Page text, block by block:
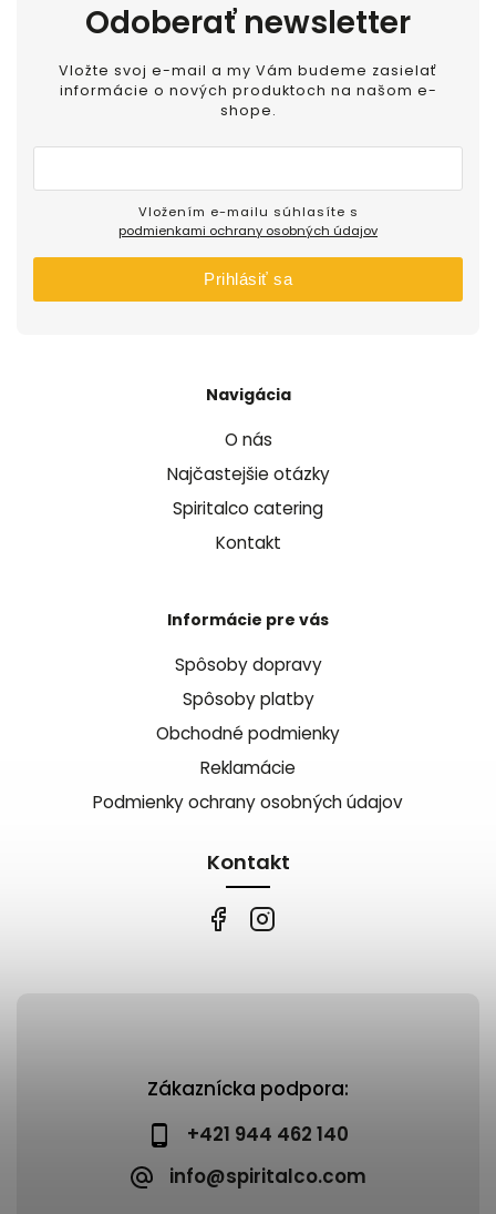
Zákaznícka podpora:
+421 944 462 140
info@spiritalco.com
Navigácia
O nás
Najčastejšie otázky
Spiritalco catering
Kontakt
Informácie pre vás
Spôsoby dopravy
Spôsoby platby
Obchodné podmienky
Reklamácie
Podmienky ochrany osobných údajov
Kontakt
Odoberať newsletter
Vložte svoj e-mail a my Vám budeme zasielať
informácie o nových produktoch na našom e-
shope.
podmienkami ochrany osobných údajov
Prihlásiť sa